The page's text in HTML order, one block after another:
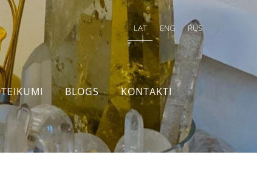
LAT ENG RUS
BLOGS KONTAKTI